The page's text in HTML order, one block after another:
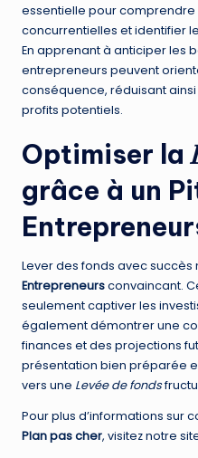
essentielle pour comprendre
concurrentielles et identifier
En apprenant à anticiper les
entrepreneurs peuvent
conséquence, réduisant
profits potentiels.
Optimiser la
grâce à un
Lever des fonds avec succès
Entrepreneursconvaincant.
seulement captiver les
également démontrer une
finances et des projections
présentation bien préparée
vers une Levée de fonds
Pour plus d’informations sur
Plan pas cher, visitez notre